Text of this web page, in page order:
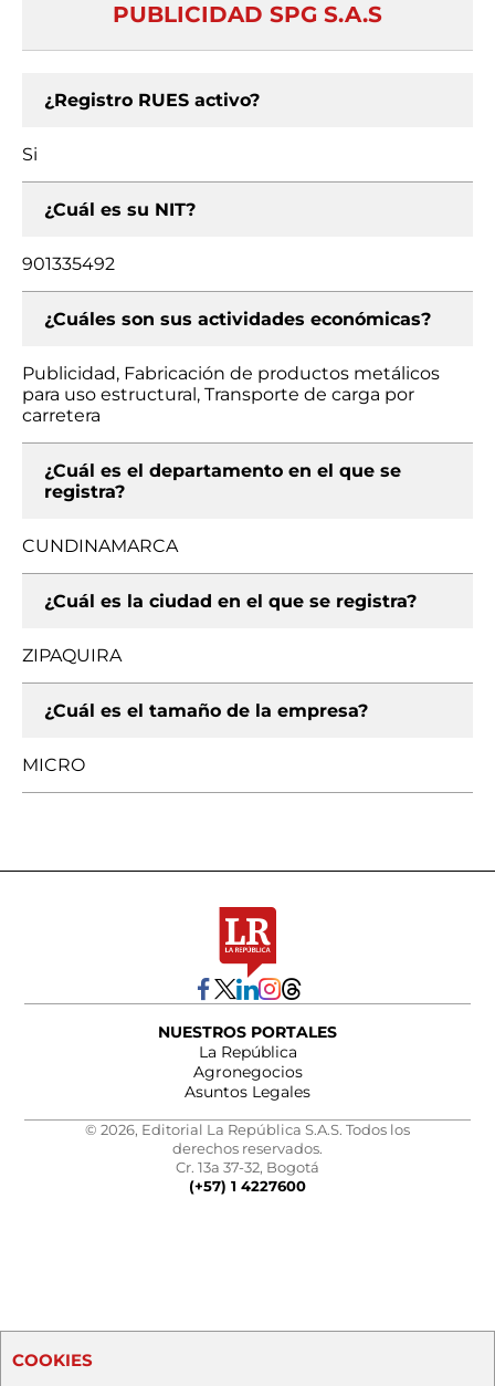
PUBLICIDAD SPG S.A.S
¿Registro RUES activo?
Si
¿Cuál es su NIT?
901335492
¿Cuáles son sus actividades económicas?
Publicidad, Fabricación de productos metálicos
para uso estructural, Transporte de carga por
carretera
¿Cuál es el departamento en el que se
registra?
CUNDINAMARCA
¿Cuál es la ciudad en el que se registra?
ZIPAQUIRA
¿Cuál es el tamaño de la empresa?
MICRO
NUESTROS PORTALES
La República
Agronegocios
Asuntos Legales
© 2026, Editorial La República S.A.S. Todos los
derechos reservados.
Cr. 13a 37-32, Bogotá
(+57) 1 4227600
COOKIES